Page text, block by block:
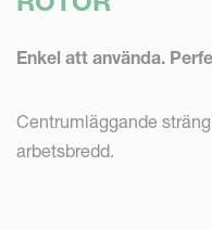
Enkel att använda.
Centrumläggande
arbetsbredd.